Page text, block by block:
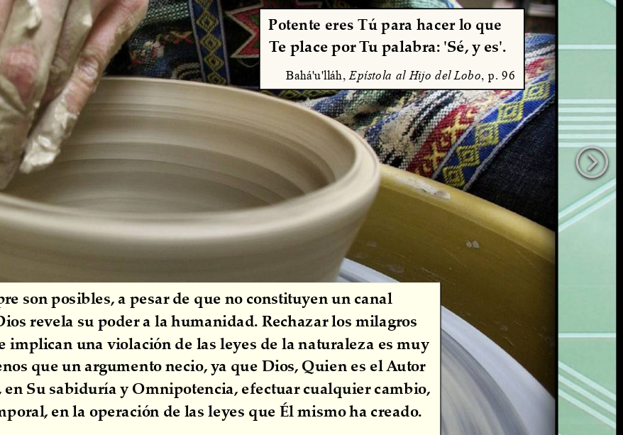
Potente eres Tú para hacer lo que
Te place por Tu palabra: 'Sé, y es'.
Bahá'u'lláh, Epístola al Hijo del Lobo, p. 96
son posibles, a pesar de que no constituyen un canal
revela su poder a la humanidad. Rechazar los milagros
implican una violación de las leyes de la naturaleza es muy
que un argumento necio, ya que Dios, Quien es el Autor
Su sabiduría y Omnipotencia, efectuar cualquier cambio,
en la operación de las leyes que Él mismo ha creado.